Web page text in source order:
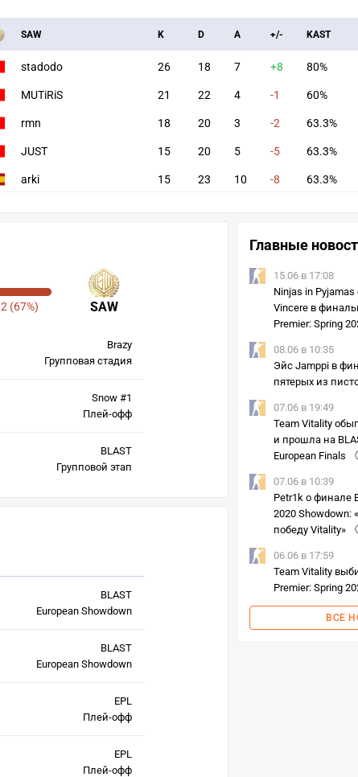
SAW K D A +/- KAST
stadodo 26 18 7 +8 80%
MUTiRiS 21 22 4 -1 60%
rmn 18 20 3 -2 63.3%
JUST 15 20 5 -5 63.3%
arki 15 23 10 -8 63.3%
SAW
2 (67%)
Brazy
Групповая стадия
Snow #1
Плей-офф
BLAST
Групповой этап
BLAST
European Showdown
BLAST
European Showdown
EPL
Плей-офф
EPL
Плей-офф
Главные
15.06 в 17:08
Ninjas in
Vincere в
Premier: Spring
08.06 в 10:35
Эйс Jamppi в
пятерых из
07.06 в 19:49
Team Vitality
и прошла на
European Finals
07.06 в 10:39
Petr1k о финале
2020 Showdown:
победу Vitality»
06.06 в 17:59
Team Vitality
Premier: Spring
ВСЕ